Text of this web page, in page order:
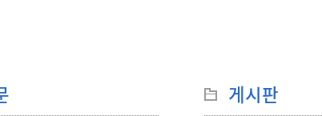
게시판